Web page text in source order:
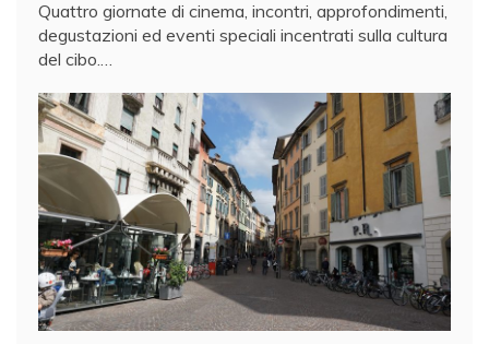
Quattro giornate di cinema, incontri, approfondimenti,
degustazioni ed eventi speciali incentrati sulla cultura
del cibo.…